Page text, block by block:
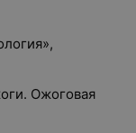
Ожоговая